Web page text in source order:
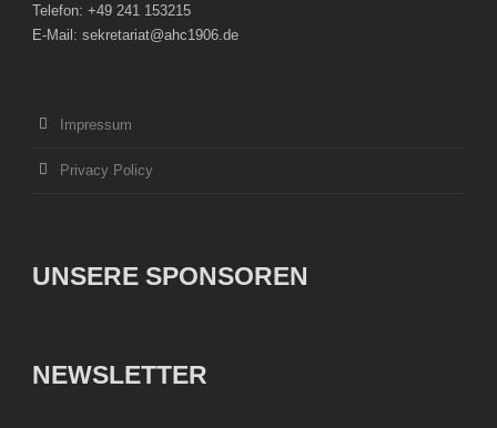
Telefon: +49 241 153215
E-Mail: sekretariat@ahc1906.de
Impressum
Privacy Policy
UNSERE SPONSOREN
NEWSLETTER